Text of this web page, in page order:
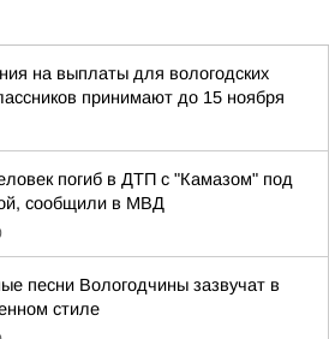
на выплаты для вологодских
принимают до 15 ноября
погиб в ДТП с "Камазом" под
сообщили в МВД
песни Вологодчины зазвучат в
стиле